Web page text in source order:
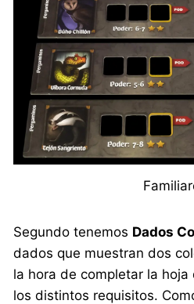
Segundo tenemos Dados
dados que muestran dos
la hora de completar la
los distintos requisitos.